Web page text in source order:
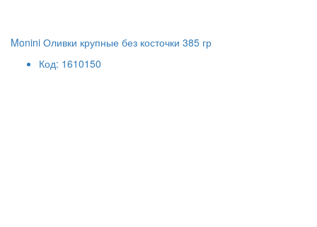
Monini Оливки крупные без косточки 385 гр
Код: 1610150